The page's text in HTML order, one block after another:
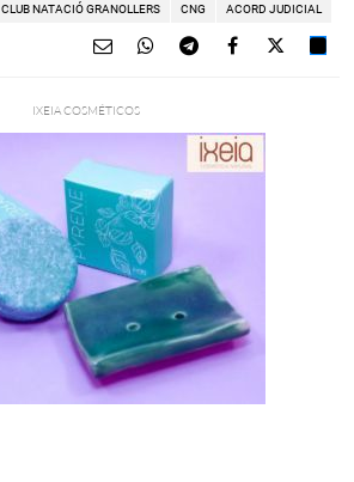
CLUB NATACIÓ GRANOLLERS CNG ACORD JUDICIAL